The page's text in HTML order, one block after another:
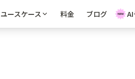
ユースケース 料金 ブログ